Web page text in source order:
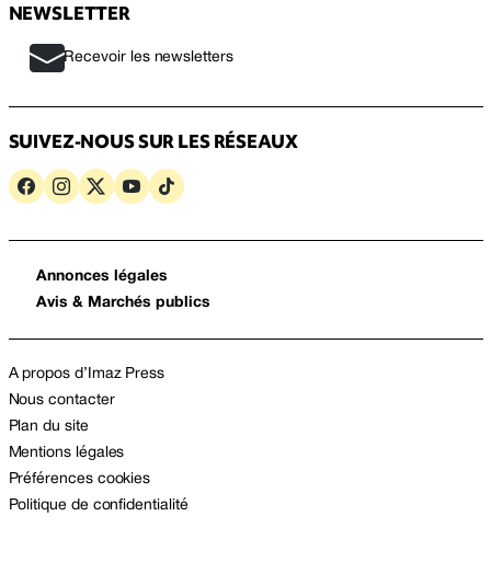
NEWSLETTER
Recevoir les newsletters
SUIVEZ-NOUS SUR LES RÉSEAUX
Annonces légales
Avis & Marchés publics
A propos d’Imaz Press
Nous contacter
Plan du site
Mentions légales
Préférences cookies
Politique de confidentialité